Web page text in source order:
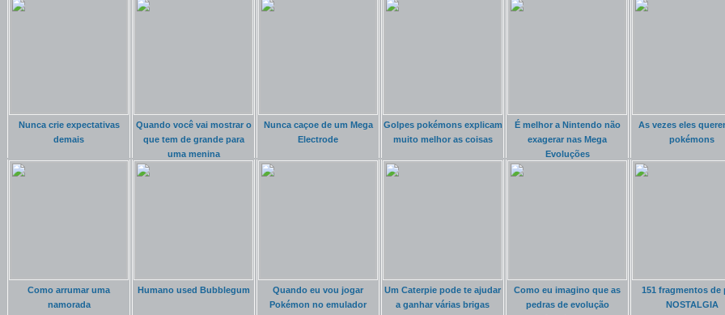
Nunca crie expectativas
demais
Quando você vai mostrar o
que tem de grande para
uma menina
Nunca caçoe de um Mega
Electrode
Golpes pokémons explicam
muito melhor as coisas
É melhor a Nintendo não
exagerar nas Mega
Evoluções
As vezes eles
pokémons
Como arrumar uma
namorada
Humano used Bubblegum
Quando eu vou jogar
Pokémon no emulador
Um Caterpie pode te ajudar
a ganhar várias brigas
Como eu imagino que as
pedras de evolução
151 fragmentos de
NOSTALGIA